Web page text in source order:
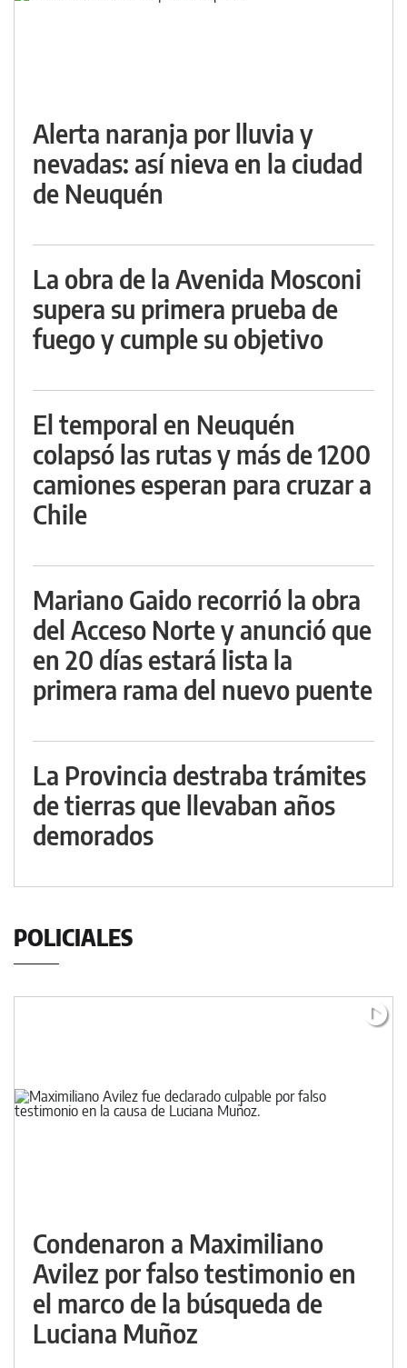
Alerta naranja por lluvia y
nevadas: así nieva en la ciudad
de Neuquén
La obra de la Avenida Mosconi
supera su primera prueba de
fuego y cumple su objetivo
El temporal en Neuquén
colapsó las rutas y más de 1200
camiones esperan para cruzar a
Chile
Mariano Gaido recorrió la obra
del Acceso Norte y anunció que
en 20 días estará lista la
primera rama del nuevo puente
La Provincia destraba trámites
de tierras que llevaban años
demorados
POLICIALES
Condenaron a Maximiliano
Avilez por falso testimonio en
el marco de la búsqueda de
Luciana Muñoz